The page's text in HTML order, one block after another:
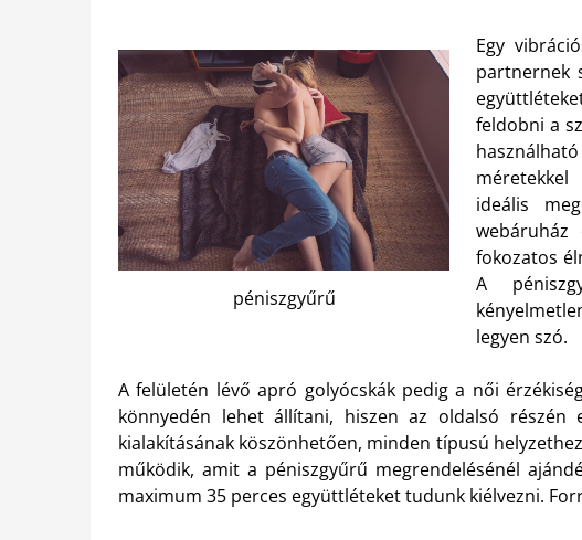
péniszgyűrű
Egy
partnernek
feldobni a
ideális
fokozatos
A
legyen szó.
A felületén lévő apró golyócskák pedig a női
könnyedén lehet állítani, hiszen az oldalsó részén
kialakításának köszönhetően, minden típusú
működik, amit a péniszgyűrű megrendelésénél
maximum 35 perces együttléteket tudunk kiélvezni.